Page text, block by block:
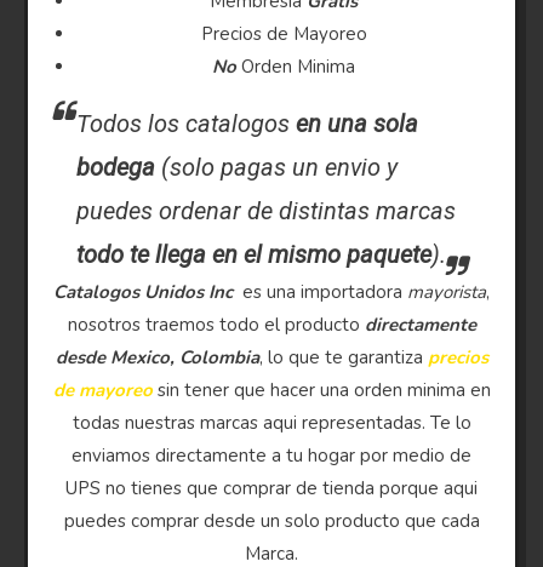
Precios de Mayoreo
No Orden Minima
Todos los catalogosen una sola
bodega (solo pagas un envio y
puedes ordenar de distintas marcas
todo te llega en el mismo paquete).
Catalogos Unidos Inc es una importadora mayorista,
nosotros traemos todo el producto directamente
desde Mexico, Colombia, lo que te garantiza precios
de mayoreosin tener que hacer una orden minima en
todas nuestras marcas aqui representadas. Te lo
enviamos directamente a tu hogar por medio de
UPS no tienes que comprar de tienda porque aqui
puedes comprar desde un solo producto que cada
Marca.